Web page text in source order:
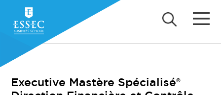
Executive Mastère Spécialisé®